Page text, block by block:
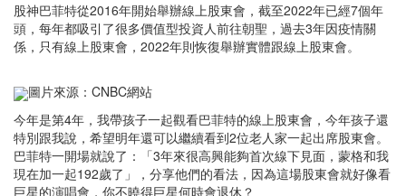
股神巴菲特從2016年開始舉辦線上股東會，截至2022年已經7個年
頭，每年都吸引了很多價值型投資人前往朝聖，過去3年因疫情關
係，只有線上股東會，2022年則恢復舉辦實體跟線上股東會。
圖片來源：CNBC網站
今年是第4年，我帶孩子一起觀看巴菲特的線上股東會，今年孩子還
特別跟我說，希望明年還可以繼續看到2位老人家一起出席股東會。
巴菲特一開場就說了：「3年來很高興能夠首次線下見面，蒙格和我
現在加一起192歲了」，分享他們的看法，因為這場股東會就好像看
巨星的演唱會，你不曉得巨星何時會退休？